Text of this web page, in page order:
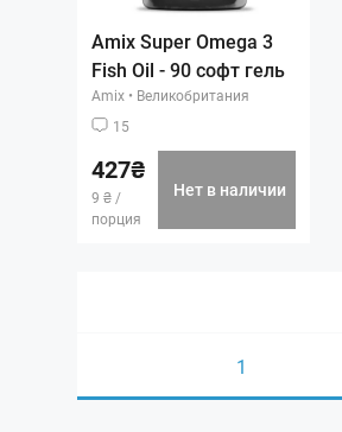
Amix Super Omega 3
Fish Oil - 90 софт гель
Amix • Великобритания
15
427₴
9 ₴ /
порция
Нет в наличии
1